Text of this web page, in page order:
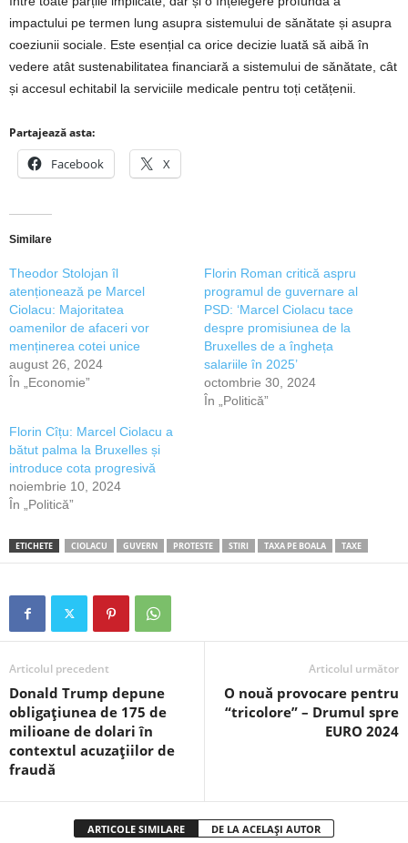
impactului pe termen lung asupra sistemului de sănătate și asupra
coeziunii sociale. Este esențial ca orice decizie luată să aibă în
vedere atât sustenabilitatea financiară a sistemului de sănătate, cât
și accesul echitabil la serviciile medicale pentru toți cetățenii.
Partajează asta:
Facebook X
Similare
Theodor Stolojan îl
atenționează pe Marcel
Ciolacu: Majoritatea
oamenilor de afaceri vor
menținerea cotei unice
august 26, 2024
În „Economie”
Florin Roman critică aspru
programul de guvernare al
PSD: ‘Marcel Ciolacu tace
despre promisiunea de la
Bruxelles de a îngheța
salariile în 2025’
octombrie 30, 2024
În „Politică”
Florin Cîțu: Marcel Ciolacu a
bătut palma la Bruxelles și
introduce cota progresivă
noiembrie 10, 2024
În „Politică”
ETICHETE CIOLACU GUVERN PROTESTE STIRI TAXA PE BOALA TAXE
Articolul precedent
Donald Trump depune
obligațiunea de 175 de
milioane de dolari în
contextul acuzațiilor de
fraudă
Articolul următor
O nouă provocare pentru
“tricolore” – Drumul spre
EURO 2024
ARTICOLE SIMILARE DE LA ACELAȘI AUTOR